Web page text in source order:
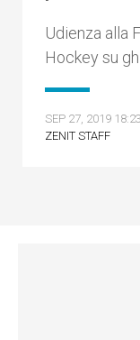
Udienza alla
Hockey su
SEP 27, 2019 18:23
ZENIT STAFF